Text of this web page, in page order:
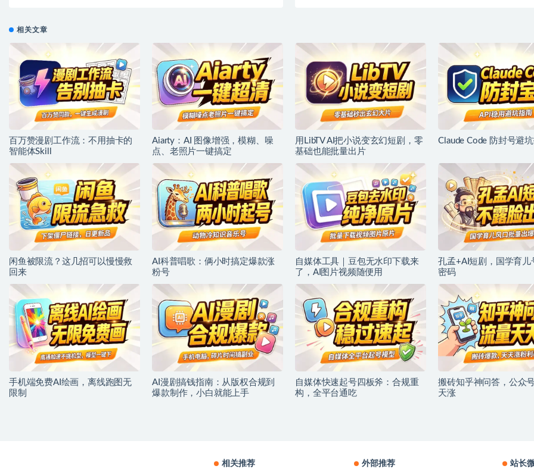
相关文章
百万赞漫剧工作流：不用抽卡的
智能体Skill
Aiarty：AI 图像增强，模糊、噪
点、老照片一键搞定
用LibTV AI把小说变玄幻短剧，零
基础也能批量出片
Claude Code 防封号避
闲鱼被限流？这几招可以慢慢救
回来
AI科普唱歌：俩小时搞定爆款涨
粉号
自媒体工具｜豆包无水印下载来
了，AI图片视频随便用
孔孟+AI短剧，国学育儿
密码
手机端免费AI绘画，离线跑图无
限制
AI漫剧搞钱指南：从版权合规到
爆款制作，小白就能上手
自媒体快速起号四板斧：合规重
构，全平台通吃
搬砖知乎神问答，公众
天涨
相关推荐 外部推荐 站长